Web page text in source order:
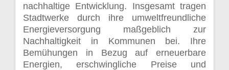
nachhaltige Entwicklung. Insgesamt tragen
Stadtwerke durch ihre umweltfreundliche
Energieversorgung maßgeblich zur
Nachhaltigkeit in Kommunen bei. Ihre
Bemühungen in Bezug auf erneuerbare
Energien, erschwingliche Preise und